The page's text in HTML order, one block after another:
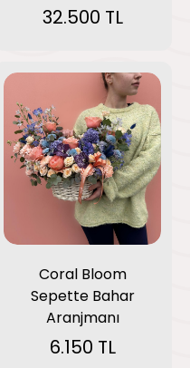
32.500 TL
Coral Bloom
Sepette Bahar
Aranjmanı
6.150 TL